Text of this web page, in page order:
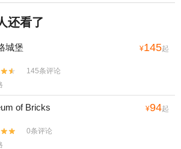
还看了
城堡 ¥145起
145条评论
of Bricks ¥94起
0条评论